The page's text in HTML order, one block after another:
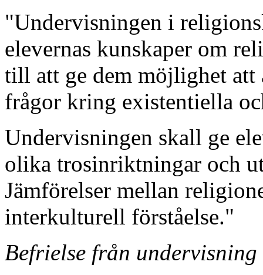
"Undervisningen i
elevernas kunskaper om
till att ge dem möjlighet att
frågor kring existentiella
Undervisningen skall ge
olika trosinriktningar och
Jämförelser mellan
interkulturell förståelse."
Befrielse från